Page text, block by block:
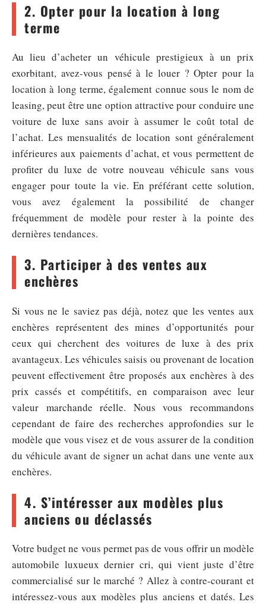
2. Opter pour la location à long
terme
Au lieu d’acheter un véhicule prestigieux à un prix
exorbitant, avez-vous pensé à le louer ? Opter pour la
location à long terme, également connue sous le nom de
leasing, peut être une option attractive pour conduire une
voiture de luxe sans avoir à assumer le coût total de
l’achat. Les mensualités de location sont généralement
inférieures aux paiements d’achat, et vous permettent de
profiter du luxe de votre nouveau véhicule sans vous
engager pour toute la vie. En préférant cette solution,
vous avez également la possibilité de changer
fréquemment de modèle pour rester à la pointe des
dernières tendances.
3. Participer à des ventes aux
enchères
Si vous ne le saviez pas déjà, notez que les ventes aux
enchères représentent des mines d’opportunités pour
ceux qui cherchent des voitures de luxe à des prix
avantageux. Les véhicules saisis ou provenant de location
peuvent effectivement être proposés aux enchères à des
prix cassés et compétitifs, en comparaison avec leur
valeur marchande réelle. Nous vous recommandons
cependant de faire des recherches approfondies sur le
modèle que vous visez et de vous assurer de la condition
du véhicule avant de signer un achat dans une vente aux
enchères.
4. S’intéresser aux modèles plus
anciens ou déclassés
Votre budget ne vous permet pas de vous offrir un modèle
automobile luxueux dernier cri, qui vient juste d’être
commercialisé sur le marché ? Allez à contre-courant et
intéressez-vous aux modèles plus anciens et datés. Les